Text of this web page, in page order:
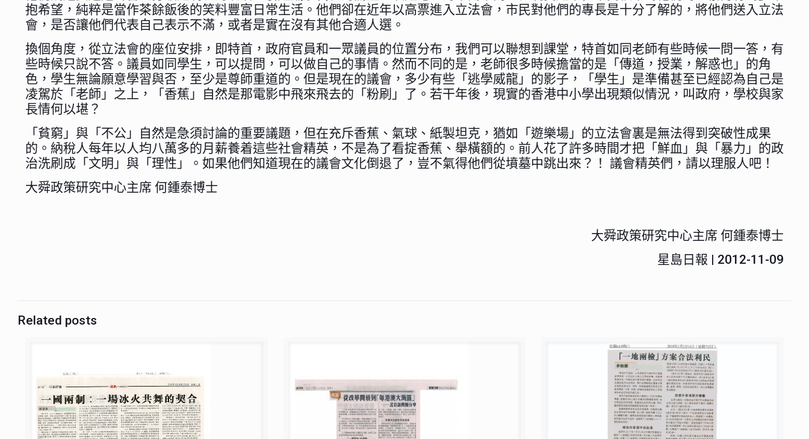
抱希望，純粹是當作茶餘飯後的笑料豐富日常生活。他們卻在近年以高票進入立法會，市民對他們的專長是十分了解的，將他們送入立法
會，是否讓他們代表自己表示不滿，或者是實在沒有其他合適人選。
換個角度，從立法會的座位安排，即特首，政府官員和一眾議員的位置分布，我們可以聯想到課堂，特首如同老師有些時候一問一答，有
些時候只說不答。議員如同學生，可以提問，可以做自己的事情。然而不同的是，老師很多時候擔當的是「傳道，授業，解惑也」的角
色，學生無論願意學習與否，至少是尊師重道的。但是現在的議會，多少有些「逃學威龍」的影子，「學生」是準備甚至已經認為自己是
凌駕於「老師」之上，「香蕉」自然是那電影中飛來飛去的「粉刷」了。若干年後，現實的香港中小學出現類似情況，叫政府，學校與家
長情何以堪？
「貧窮」與「不公」自然是急須討論的重要議題，但在充斥香蕉、氣球、紙製坦克，猶如「遊樂場」的立法會裏是無法得到突破性成果
的。納稅人每年以人均八萬多的月薪養着這些社會精英，不是為了看掟香蕉、舉橫額的。前人花了許多時間才把「鮮血」與「暴力」的政
治洗刷成「文明」與「理性」。如果他們知道現在的議會文化倒退了，豈不氣得他們從墳墓中跳出來？！ 議會精英們，請以理服人吧！
大舜政策研究中心主席 何鍾泰博士
大舜政策研究中心主席 何鍾泰博士
星島日報 | 2012-11-09
Related posts